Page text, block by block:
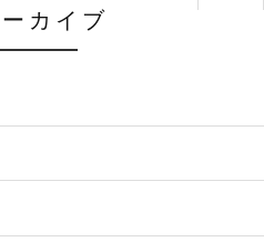
カイブ